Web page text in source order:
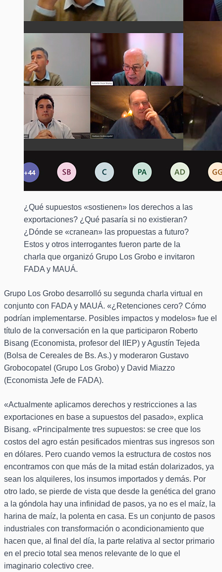
¿Qué supuestos «sostienen» los derechos a las
exportaciones? ¿Qué pasaría si no existieran?
¿Dónde se «cranean» las propuestas a futuro?
Estos y otros interrogantes fueron parte de la
charla que organizó Grupo Los Grobo e invitaron
FADA y MAUÁ.
Grupo Los Grobo desarrolló su segunda charla virtual en
conjunto con FADA y MAUÁ. «¿Retenciones cero? Cómo
podrían implementarse. Posibles impactos y modelos» fue el
título de la conversación en la que participaron Roberto
Bisang (Economista, profesor del IIEP) y Agustín Tejeda
(Bolsa de Cereales de Bs. As.) y moderaron Gustavo
Grobocopatel (Grupo Los Grobo) y David Miazzo
(Economista Jefe de FADA).
«Actualmente aplicamos derechos y restricciones a las
exportaciones en base a supuestos del pasado», explica
Bisang. «Principalmente tres supuestos: se cree que los
costos del agro están pesificados mientras sus ingresos son
en dólares. Pero cuando vemos la estructura de costos nos
encontramos con que más de la mitad están dolarizados, ya
sean los alquileres, los insumos importados y demás. Por
otro lado, se pierde de vista que desde la genética del grano
a la góndola hay una infinidad de pasos, ya no es el maíz, la
harina de maíz, la polenta en casa. Es un conjunto de pasos
industriales con transformación o acondicionamiento que
hacen que, al final del día, la parte relativa al sector primario
en el precio total sea menos relevante de lo que el
imaginario colectivo cree.